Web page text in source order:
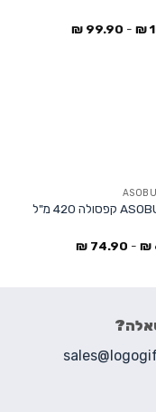
₪
-
99.90
₪
₪
-
74.90
₪